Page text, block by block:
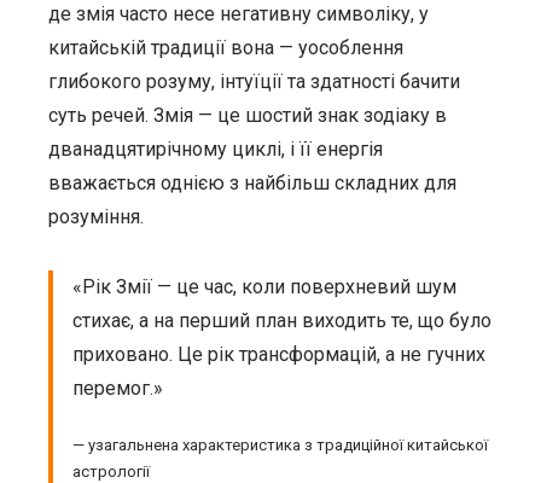
де змія часто несе негативну символіку, у
китайській традиції вона — уособлення
глибокого розуму, інтуїції та здатності бачити
суть речей. Змія — це шостий знак зодіаку в
дванадцятирічному циклі, і її енергія
вважається однією з найбільш складних для
розуміння.
«Рік Змії — це час, коли поверхневий шум
стихає, а на перший план виходить те, що було
приховано. Це рік трансформацій, а не гучних
перемог.»
— узагальнена характеристика з традиційної китайської
астрології